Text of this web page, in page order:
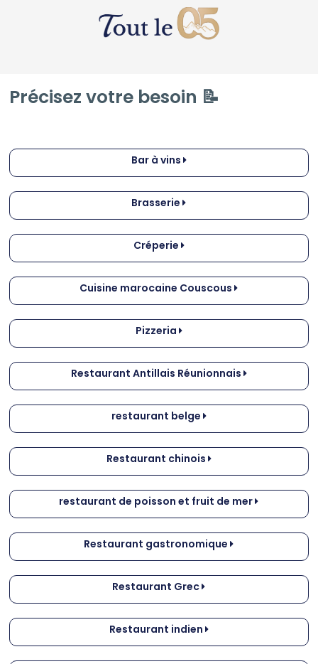
Précisez votre besoin 📝
Bar à vins
Brasserie
Créperie
Cuisine marocaine Couscous
Pizzeria
Restaurant Antillais Réunionnais
restaurant belge
Restaurant chinois
restaurant de poisson et fruit de mer
Restaurant gastronomique
Restaurant Grec
Restaurant indien